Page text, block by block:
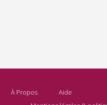
À Propos
Aide